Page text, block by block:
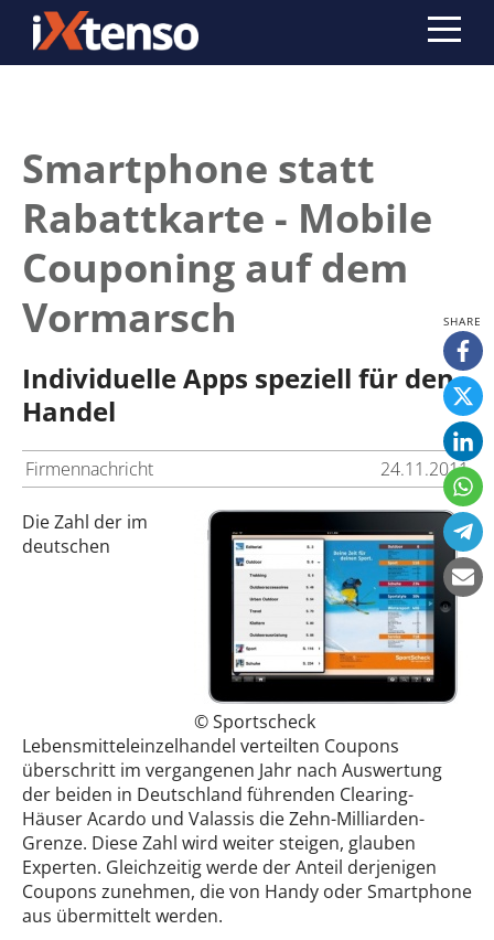
Smartphone statt
Rabattkarte - Mobile
Couponing auf dem
Vormarsch
Individuelle Apps speziell für den
Handel
Firmennachricht 24.11.2011
© Sportscheck
Die Zahl der im
deutschen
Lebensmitteleinzelhandel verteilten Coupons
überschritt im vergangenen Jahr nach Auswertung
der beiden in Deutschland führenden Clearing-
Häuser Acardo und Valassis die Zehn-Milliarden-
Grenze. Diese Zahl wird weiter steigen, glauben
Experten. Gleichzeitig werde der Anteil derjenigen
Coupons zunehmen, die von Handy oder Smartphone
aus übermittelt werden.